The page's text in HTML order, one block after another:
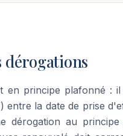
dérogations
en principe plafonné :
entre la date de prise
dérogation au